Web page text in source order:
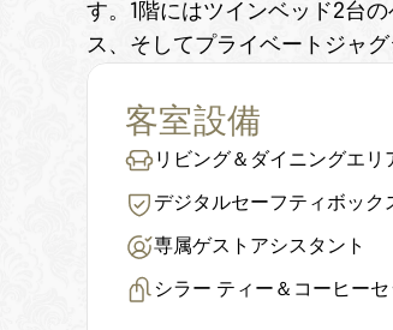
す。1階にはツインベッド2台
ス、そしてプライベートジャ
客室設備
リビング＆ダイニングエリ
デジタルセーフティボック
専属ゲストアシスタント
シラー ティー＆コーヒーセ